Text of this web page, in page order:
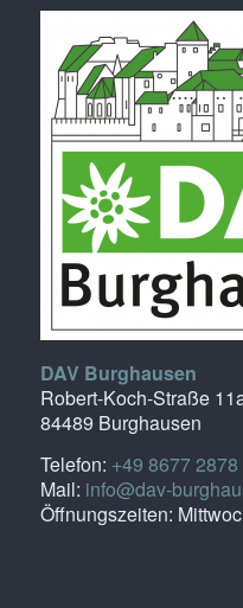
DAV Burghausen
Robert-Koch-Straße
84489 Burghausen
Telefon: +49 8677 2878
Mail: info@dav-
Öffnungszeiten: